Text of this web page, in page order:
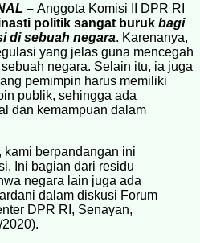
– Anggota Komisi II DPR RI
politik sangat buruk bagi
di sebuah negara. Karenanya,
yang jelas guna mencegah
negara. Selain itu, ia juga
pemimpin harus memiliki
publik, sehingga ada
dan kemampuan dalam
kami berpandangan ini
Ini bagian dari residu
negara lain juga ada
dalam diskusi Forum
DPR RI, Senayan,